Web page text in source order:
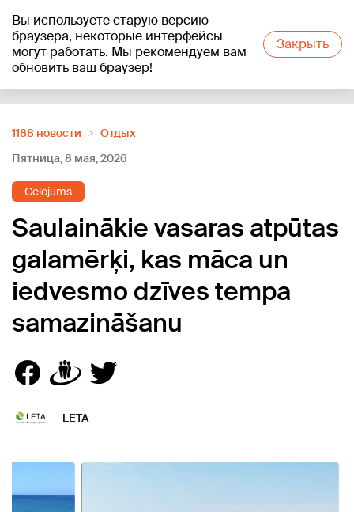
Вы используете старую версию
браузера, некоторые интерфейсы
могут работать. Мы рекомендуем вам
обновить ваш браузер!
Закрыть
+16°C
1188 новости
Отдых
Пятница, 8 мая, 2026
Ceļojums
Saulainākie vasaras atpūtas
galamērķi, kas māca un
iedvesmo dzīves tempa
samazināšanu
LETA